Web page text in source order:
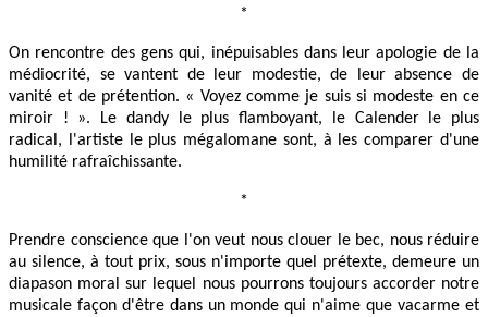
*
On rencontre des gens qui, inépuisables dans leur apologie de la
médiocrité, se vantent de leur modestie, de leur absence de
vanité et de prétention. « Voyez comme je suis si modeste en ce
miroir ! ». Le dandy le plus flamboyant, le Calender le plus
radical, l'artiste le plus mégalomane sont, à les comparer d'une
humilité rafraîchissante.
*
Prendre conscience que l'on veut nous clouer le bec, nous réduire
au silence, à tout prix, sous n'importe quel prétexte, demeure un
diapason moral sur lequel nous pourrons toujours accorder notre
musicale façon d'être dans un monde qui n'aime que vacarme et